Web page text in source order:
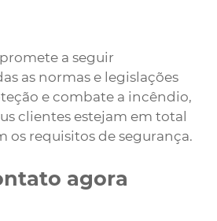
a seguir
as normas e legislações
e combate a incêndio,
clientes estejam em total
os requisitos de segurança.
agora